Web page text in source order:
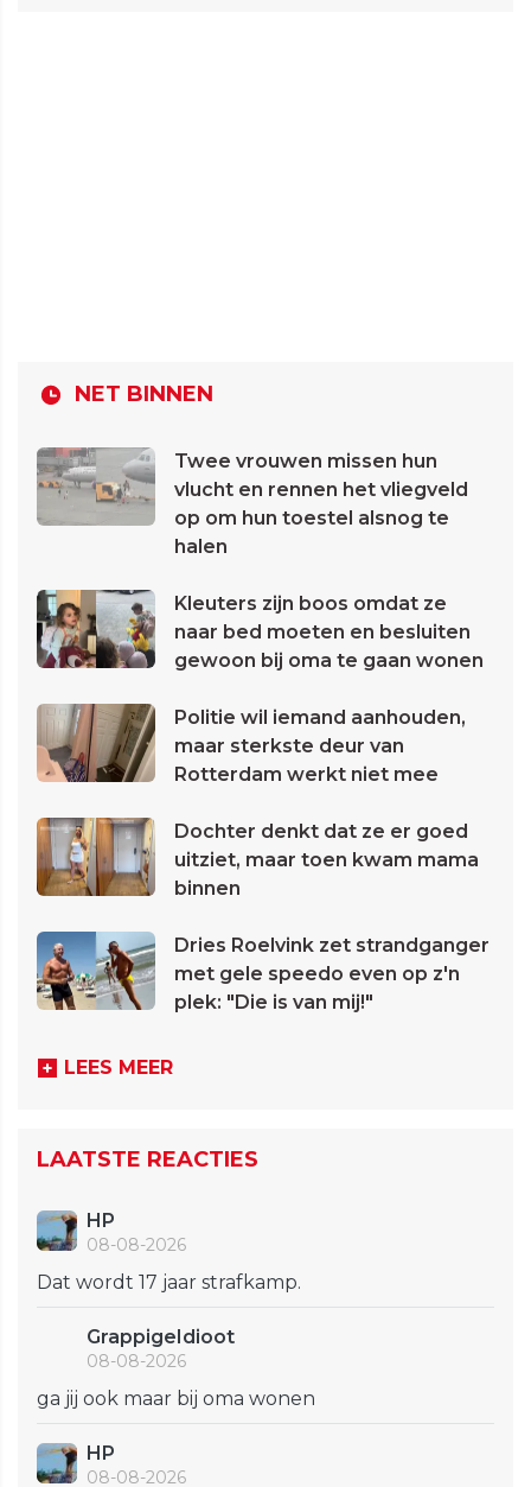
NET BINNEN
Twee vrouwen missen hun
vlucht en rennen het vliegveld
op om hun toestel alsnog te
halen
Kleuters zijn boos omdat ze
naar bed moeten en besluiten
gewoon bij oma te gaan wonen
Politie wil iemand aanhouden,
maar sterkste deur van
Rotterdam werkt niet mee
Dochter denkt dat ze er goed
uitziet, maar toen kwam mama
binnen
Dries Roelvink zet strandganger
met gele speedo even op z'n
plek: "Die is van mij!"
LEES MEER
LAATSTE REACTIES
HP
08-08-2026
Dat wordt 17 jaar strafkamp.
GrappigeIdioot
08-08-2026
ga jij ook maar bij oma wonen
HP
08-08-2026